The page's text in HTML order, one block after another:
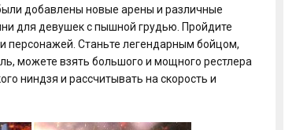
добавлены новые арены и различные
для девушек с пышной грудью. Пройдите
персонажей. Станьте легендарным бойцом,
можете взять большого и мощного рестлера
ниндзя и рассчитывать на скорость и